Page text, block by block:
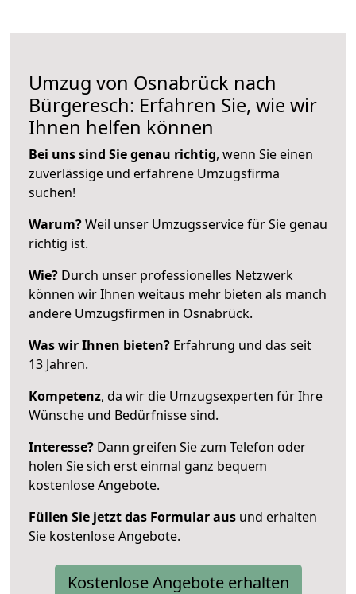
Umzug von Osnabrück nach
Bürgeresch: Erfahren Sie, wie wir
Ihnen helfen können
Bei uns sind Sie genau richtig, wenn Sie einen
zuverlässige und erfahrene Umzugsfirma
suchen!
Warum?Weil unser Umzugsservice für Sie genau
richtig ist.
Wie? Durch unser professionelles Netzwerk
können wir Ihnen weitaus mehr bieten als manch
andere Umzugsfirmen in Osnabrück.
Was wir Ihnen bieten? Erfahrung und das seit
13 Jahren.
Kompetenz, da wir die Umzugsexperten für Ihre
Wünsche und Bedürfnisse sind.
Interesse? Dann greifen Sie zum Telefon oder
holen Sie sich erst einmal ganz bequem
kostenlose Angebote.
Füllen Sie jetzt das Formular aus und erhalten
Sie kostenlose Angebote.
Kostenlose Angebote erhalten